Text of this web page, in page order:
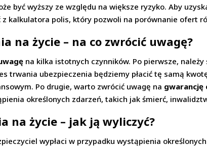
być wyższy ze względu na większe ryzyko. Aby
kalkulatora polis, który pozwoli na porównanie ofert
na życie – na co zwrócić uwagę?
na kilka istotnych czynników. Po pierwsze, należy
trwania ubezpieczenia będziemy płacić tę samą
Po drugie, warto zwrócić uwagę na gwarancję
określonych zdarzeń, takich jak śmierć,
na życie – jak ją wyliczyć?
wypłaci w przypadku wystąpienia